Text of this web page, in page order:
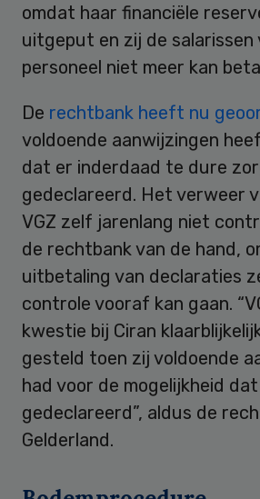
omdat haar financiële
uitgeput en zij de salarissen
personeel niet meer kan
De rechtbank heeft nu
voldoende aanwijzingen
dat er inderdaad te dure
gedeclareerd. Het verweer
VGZ zelf jarenlang niet
de rechtbank van de hand,
uitbetaling van declaraties
controle vooraf kan gaan.
kwestie bij Ciran
gesteld toen zij voldoende
had voor de mogelijkheid
gedeclareerd”, aldus de
Gelderland.